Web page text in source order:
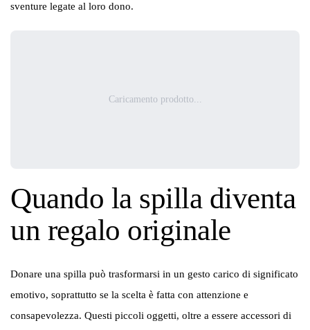
sventure legate al loro dono.
Caricamento prodotto...
Quando la spilla diventa
un regalo originale
Donare una spilla può trasformarsi in un gesto carico di significato
emotivo, soprattutto se la scelta è fatta con attenzione e
consapevolezza. Questi piccoli oggetti, oltre a essere accessori di